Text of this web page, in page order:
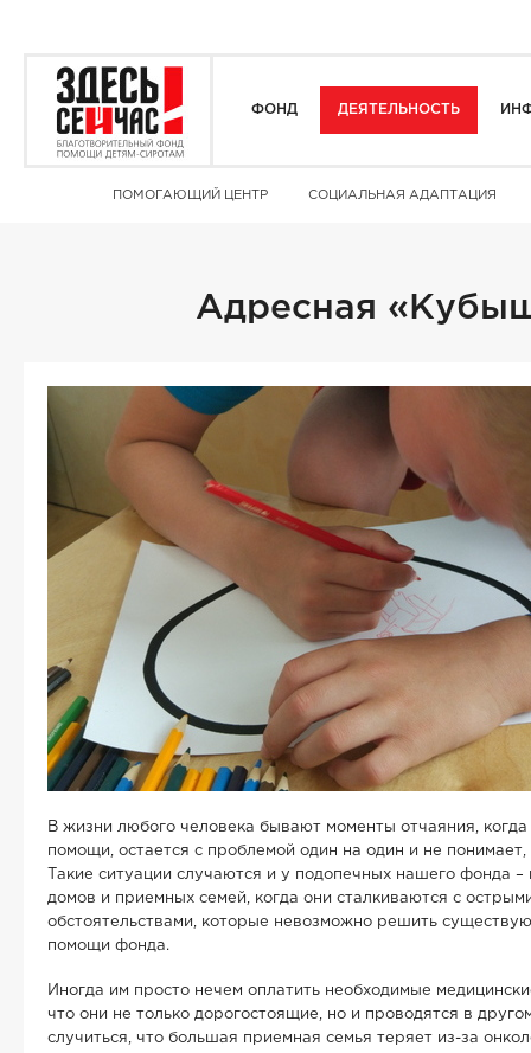
ФОНД ДЕЯТЕЛЬНОСТЬ
ПОМОГАЮЩИЙ ЦЕНТР СОЦИАЛЬНАЯ АДАПТАЦИЯ
Адресная
В жизни любого человека бывают моменты отчаяния,
помощи, остается с проблемой один на один и не понимает,
Такие ситуации случаются и у подопечных нашего фонда –
домов и приемных семей, когда они сталкиваются с
обстоятельствами, которые невозможно решить
помощи фонда.
Иногда им просто нечем оплатить необходимые
что они не только дорогостоящие, но и проводятся в
случиться, что большая приемная семья теряет из-за